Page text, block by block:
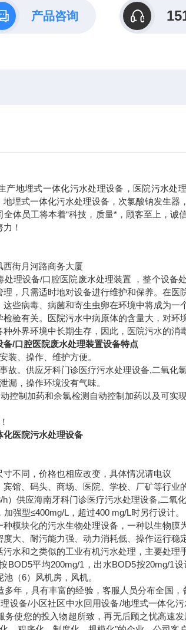
产品咨询
产地埋式一体化污水处理设备，医院污水处
埋式一体化污水处理设备，次氯酸钠发生
体员工将本着“科技，质量*，顾客至上，诚
！
街月河路商务大厦
处理设备/口腔医院废水处理装置
，整个设备
，只需适时地对设备进行维护和保养。在
些病毒、病菌和寄生虫卵在环境中将成为
验有关。医院污水中病原体的含量大，对
外界环境中长期生存，因此，医院污水的消
备/口腔医院废水处理装置设备特点
装、操作、维护方便。
故。 供应牙科门诊医疗污水处理设备,二氧化
漏，操作环境没有气味。
控制加药和余氯检测自动控制加药以及可
化医院污水处理设备
不同，价格也相应改变，具体情况请电议
馆、码头、商场、医院、学校、厂矿等行业
h） 供应海南牙科门诊医疗污水处理设备,二氧
加强型≤400mg/L ，超过400 mg/L时另行设计。
模块化的污水生物处理设备，一种以生物
大、耐污能力强、动力消耗低、操作运行
污水和之类似的工业有机污水处理，主要处
BOD5平均200mg/1 ，出水BOD5按20mg/1设
池（6）风机房，风机。
年，具有丰富的经验，客服人员分布全国，
设备/小区社区中水回用设备/地埋式一体化
务使您的投入物超所致，再无后顾之忧高速